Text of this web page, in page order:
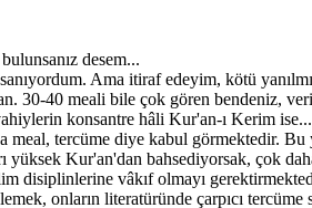
desem...
Ama itiraf edeyim, kötü
30-40 meali bile çok gören bendeniz,
konsantre hâli Kur'an-ı Kerim ise...
meal, tercüme diye kabul görmektedir.
yüksek Kur'an'dan bahsediyorsak, çok
vâkıf olmayı
onların literatüründe çarpıcı